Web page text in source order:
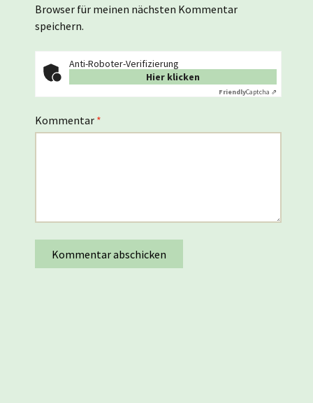
Browser für meinen nächsten Kommentar
speichern.
Anti-Roboter-Verifizierung
Hier klicken
FriendlyCaptcha ⇗
Kommentar *